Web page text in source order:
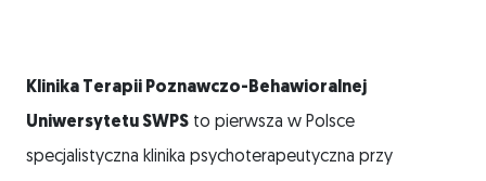
Klinika Terapii Poznawczo-Behawioralnej
Uniwersytetu SWPS to pierwsza w Polsce
specjalistyczna klinika psychoterapeutyczna przy